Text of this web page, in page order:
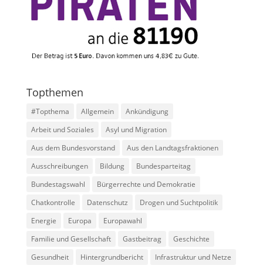
Topthemen
#Topthema Allgemein
Ankündigung
Arbeit und Soziales
Asyl und Migration
Aus dem Bundesvorstand
Aus den Landtagsfraktionen
Ausschreibungen
Bildung
Bundesparteitag
Bundestagswahl
Bürgerrechte und Demokratie
Chatkontrolle
Datenschutz
Drogen und Suchtpolitik
Energie
Europa
Europawahl
Familie und Gesellschaft
Gastbeitrag
Geschichte
Gesundheit
Hintergrundbericht
Infrastruktur und Netze